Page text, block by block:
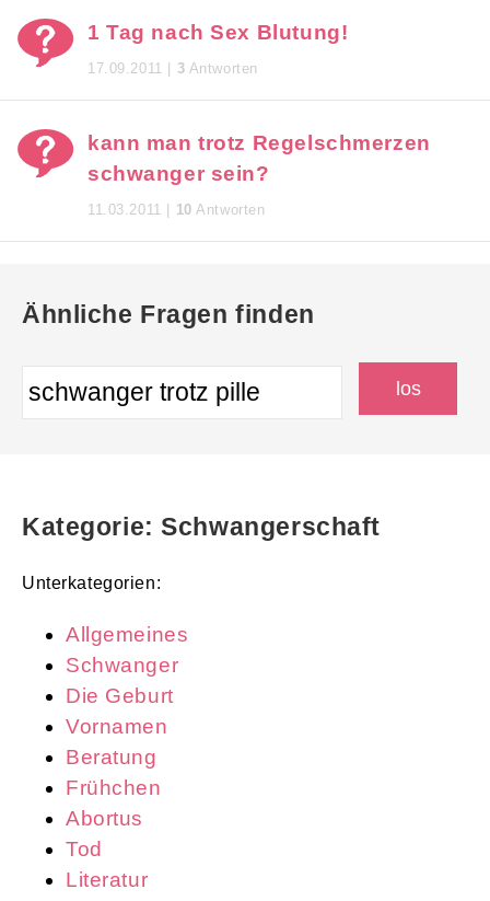
1 Tag nach Sex Blutung!
17.09.2011 | 3 Antworten
kann man trotz Regelschmerzen
schwanger sein?
11.03.2011 | 10 Antworten
Ähnliche Fragen finden
Kategorie: Schwangerschaft
Unterkategorien:
Allgemeines
Schwanger
Die Geburt
Vornamen
Beratung
Frühchen
Abortus
Tod
Literatur